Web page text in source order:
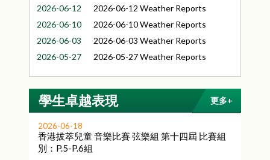
2026-06-12
2026-06-12 Weather Reports
2026-06-10
2026-06-10 Weather Reports
2026-06-03
2026-06-03 Weather Reports
2026-05-27
2026-05-27 Weather Reports
學生卓越表現
2026-06-18
香港拔萃兒童 音樂比賽 弦樂組 第十四屆 比賽組
別：P.5-P.6組
更多+